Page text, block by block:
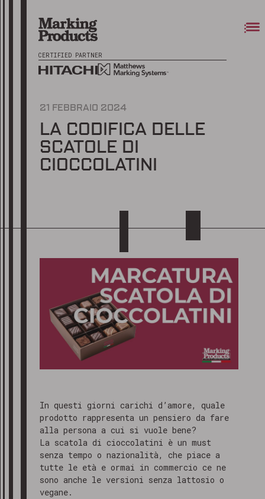
CERTIFIED PARTNER
21 FEBBRAIO 2024
LA CODIFICA DELLE
SCATOLE DI
CIOCCOLATINI
In questi giorni carichi d’amore, quale
prodotto rappresenta un pensiero da fare
alla persona a cui si vuole bene?
La scatola di cioccolatini è un must
senza tempo o nazionalità, che piace a
tutte le età e ormai in commercio ce ne
sono anche le versioni senza lattosio o
vegane.